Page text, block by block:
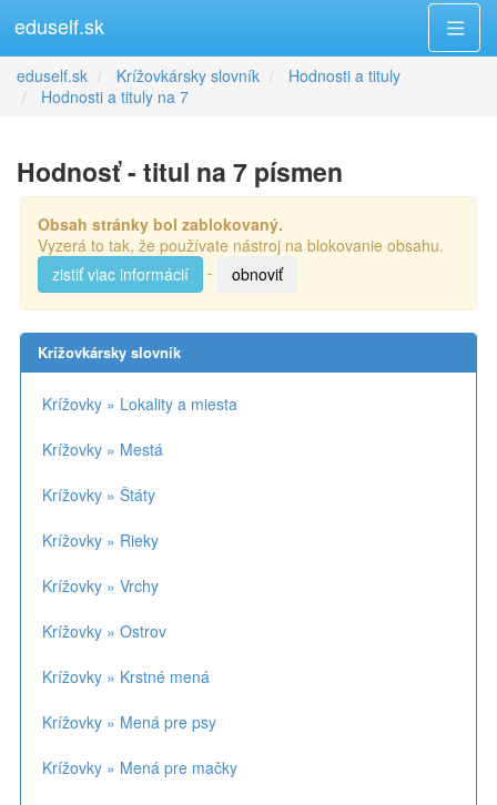
eduself.sk
eduself.sk Krížovkársky slovník
Hodnosti a tituly
Hodnosti a tituly na 7
Hodnosť - titul na 7 písmen
Obsah stránky bol zablokovaný.
Vyzerá to tak, že používate nástroj na blokovanie obsahu.
zistiť viac informácií
- obnoviť
Krížovkársky slovník
Krížovky » Lokality a miesta
Krížovky » Mestá
Krížovky » Štáty
Krížovky » Rieky
Krížovky » Vrchy
Krížovky » Ostrov
Krížovky » Krstné mená
Krížovky » Mená pre psy
Krížovky » Mená pre mačky